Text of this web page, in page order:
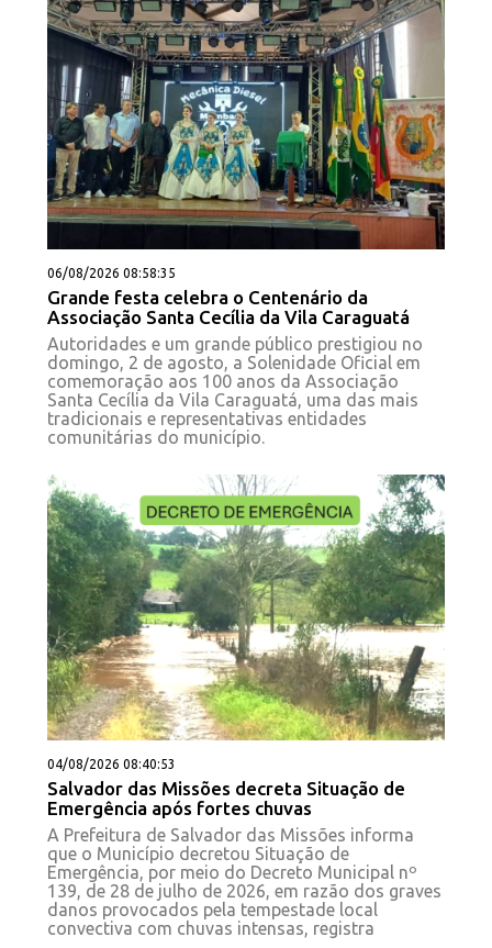
06/08/2026 08:58:35
Grande festa celebra o Centenário da
Associação Santa Cecília da Vila Caraguatá
Autoridades e um grande público prestigiou no
domingo, 2 de agosto, a Solenidade Oficial em
comemoração aos 100 anos da Associação
Santa Cecília da Vila Caraguatá, uma das mais
tradicionais e representativas entidades
comunitárias do município.
04/08/2026 08:40:53
Salvador das Missões decreta Situação de
Emergência após fortes chuvas
A Prefeitura de Salvador das Missões informa
que o Município decretou Situação de
Emergência, por meio do Decreto Municipal nº
139, de 28 de julho de 2026, em razão dos graves
danos provocados pela tempestade local
convectiva com chuvas intensas, registra